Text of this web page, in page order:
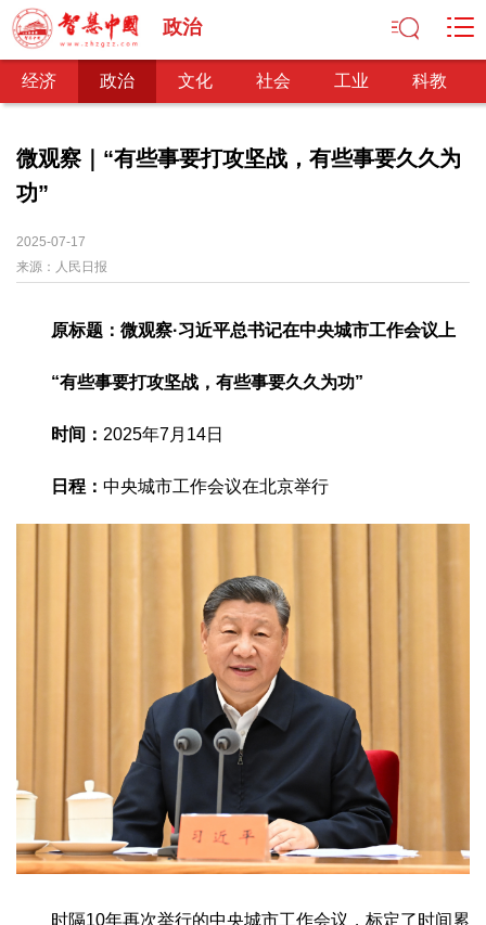
政治
经济 政治 文化 社会 工业 科教
经济
经济观察
经济转型
供给侧改革
深化改革 依法治国 司法公正
观察思考
网文推荐
文化
文化观察
智海钩沉
制造2025 大国工匠
创新前沿 智慧教育 职业教育
智慧农业 智慧乡村 基层之声
国防
国防建设 军民融合 兵器装备 军营风采
国际
微观察｜“有些事要打攻坚战，有些事要久久为
功”
2025-07-17
来源： 人民日报
原标题：微观察·习近平总书记在中央城市工作会议上
“有些事要打攻坚战，有些事要久久为功”
时间： 2025年7月14日
日程： 中央城市工作会议在北京举行
时隔10年再次举行的中央城市工作会议，标定了时间累